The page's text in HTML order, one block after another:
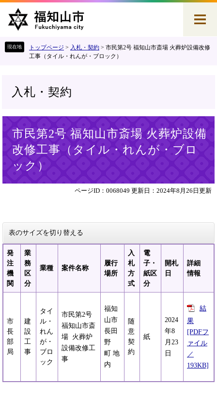
へ
トップページ > 入札・契約 > 市民第2号 福知山市斎場 火葬炉設備改修
工事（タイル・れんが・ブロック）
入札・契約
市民第2号 福知山市斎場 火葬炉設備
改修工事（タイル・れんが・ブロ
ック）
ページID：0068049 更新日：2024年8月26日更新
表のサイズを切り替える
発
注
機
関
業
務
区
分
業種 案件名称
履行
場所
入
札
方
式
電
子・
紙区
分
開札
日
詳細
情報
市
長
部
局
建
設
工
事
タイ
ル・
れん
が・
ブロ
ック
市民第2号
福知山市斎
場 火葬炉
設備改修工
事
福知
山市
長田
野
町 地
内
随
意
契
約
紙
2024
年8
月23
日
結
果
[PDFフ
ァイル
／
193KB]